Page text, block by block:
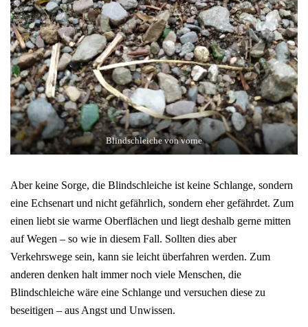
Blindschleiche von vorne
Aber keine Sorge, die Blindschleiche ist keine Schlange, sondern
eine Echsenart und nicht gefährlich, sondern eher gefährdet. Zum
einen liebt sie warme Oberflächen und liegt deshalb gerne mitten
auf Wegen – so wie in diesem Fall. Sollten dies aber
Verkehrswege sein, kann sie leicht überfahren werden. Zum
anderen denken halt immer noch viele Menschen, die
Blindschleiche wäre eine Schlange und versuchen diese zu
beseitigen – aus Angst und Unwissen.